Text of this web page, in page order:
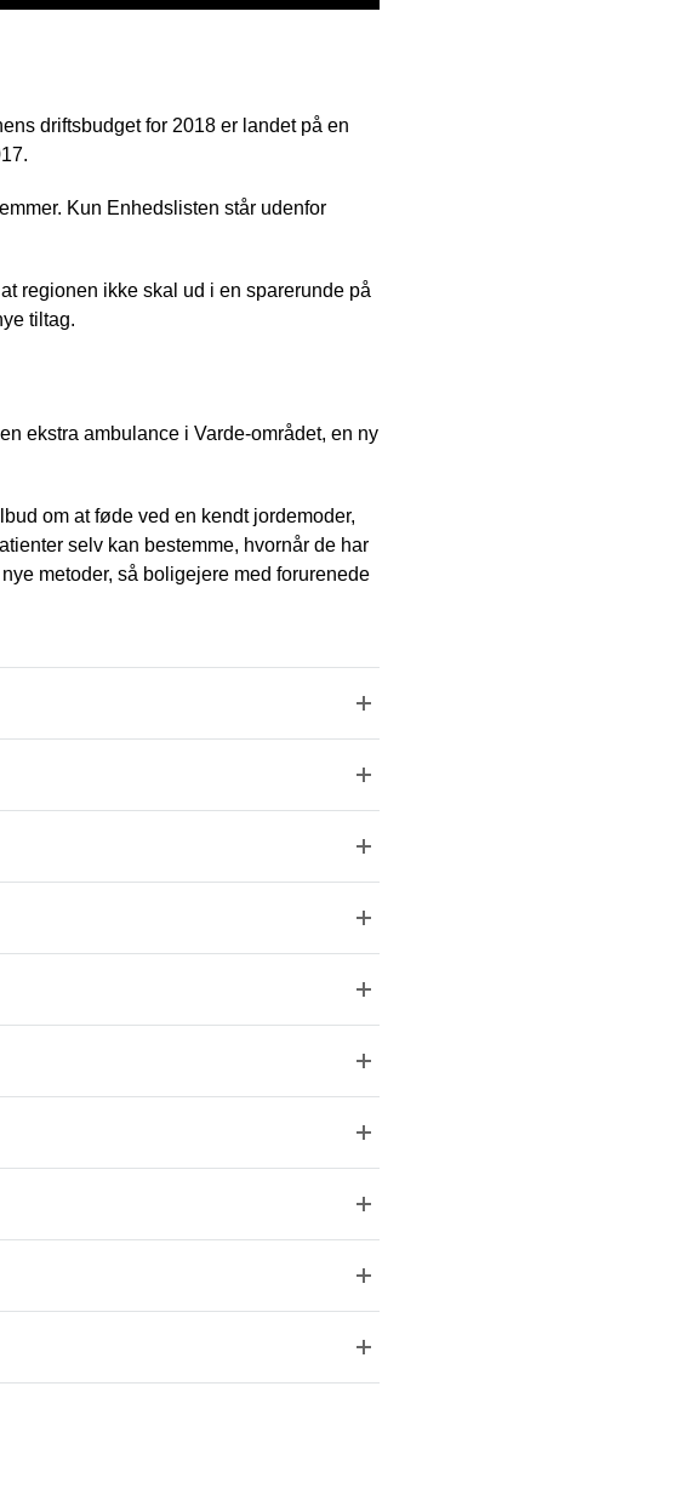
driftsbudget for 2018 er landet på en
Kun Enhedslisten står udenfor
regionen ikke skal ud i en sparerunde på
tiltag.
ekstra ambulance i Varde-området, en ny
om at føde ved en kendt jordemoder,
selv kan bestemme, hvornår de har
metoder, så boligejere med forurenede